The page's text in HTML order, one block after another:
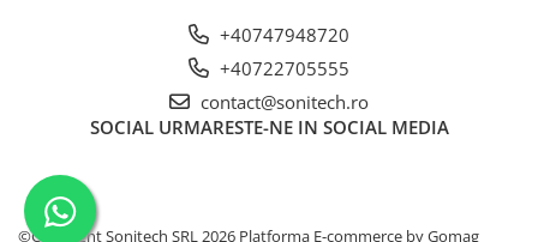
+40747948720
+40722705555
contact@sonitech.ro
SOCIAL URMARESTE-NE IN SOCIAL MEDIA
©Copyright Sonitech SRL 2026 Platforma E-commerce by Gomag